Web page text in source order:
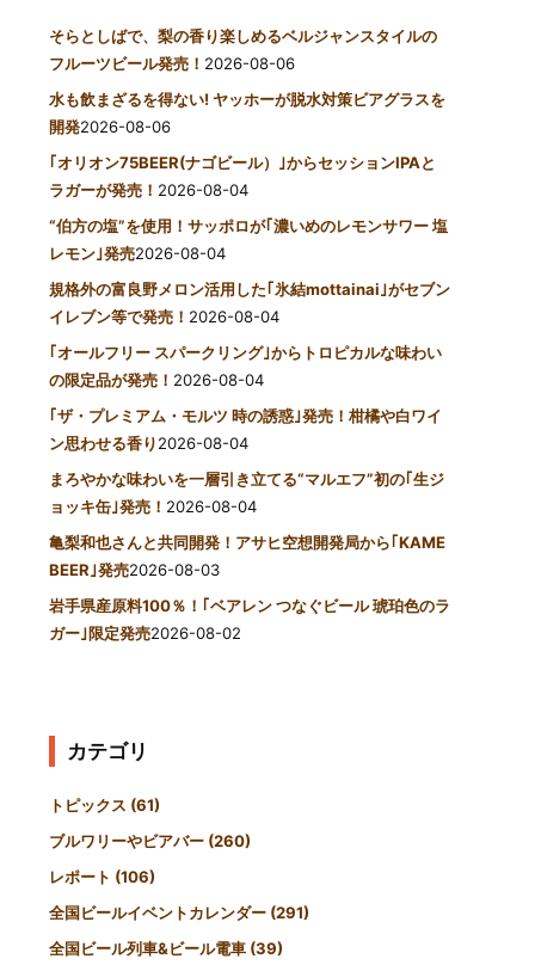
そらとしばで、梨の香り楽しめるベルジャンスタイルの
フルーツビール発売！ 2026-08-06
水も飲まざるを得ない! ヤッホーが脱水対策ビアグラスを
開発2026-08-06
｢オリオン75BEER(ナゴビール）｣からセッションIPAと
ラガーが発売！ 2026-08-04
“伯方の塩”を使用！サッポロが｢濃いめのレモンサワー 塩
レモン｣発売2026-08-04
規格外の富良野メロン活用した｢氷結mottainai｣がセブン
イレブン等で発売！ 2026-08-04
｢オールフリー スパークリング｣からトロピカルな味わい
の限定品が発売！ 2026-08-04
｢ザ・プレミアム・モルツ 時の誘惑｣発売！柑橘や白ワイ
ン思わせる香り2026-08-04
まろやかな味わいを一層引き立てる“マルエフ”初の｢生ジ
ョッキ缶｣発売！ 2026-08-04
亀梨和也さんと共同開発！アサヒ空想開発局から｢KAME
BEER｣発売2026-08-03
岩手県産原料100％！｢ベアレン つなぐビール 琥珀色のラ
ガー｣限定発売2026-08-02
カテゴリ
トピックス (61)
ブルワリーやビアバー (260)
レポート (106)
全国ビールイベントカレンダー (291)
全国ビール列車&ビール電車 (39)